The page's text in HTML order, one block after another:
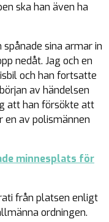
ska han även ha
spånade sina armar in
nedåt. Jag och en
och han fortsatte
av händelsen
att han försökte att
en av polismännen
minnesplats för
från platsen enligt
ordningen.